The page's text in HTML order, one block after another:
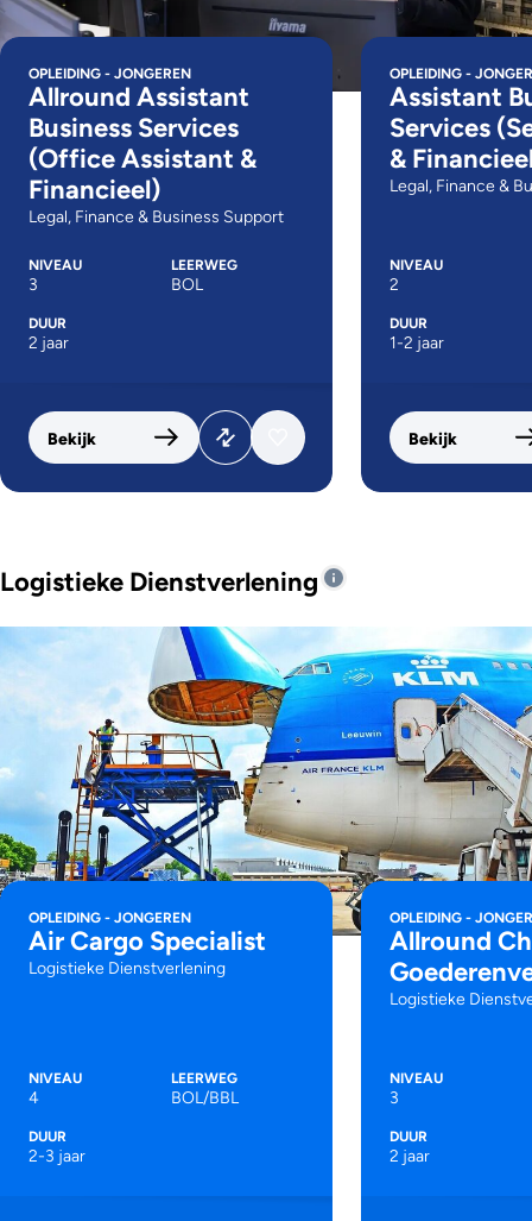
OPLEIDING - JONGEREN
Allround Assistant
Business Services
(Office Assistant &
Financieel)
Legal, Finance & Business Support
NIVEAU
3
LEERWEG
BOL
DUUR
2 jaar
Bekijk
OPLEIDING -
Assistant
Services
&
Legal, Finance &
NIVEAU
2
DUUR
1-2 jaar
Bekijk
Logistieke Dienstverlening
OPLEIDING - JONGEREN
Air Cargo Specialist
Logistieke Dienstverlening
NIVEAU
4
LEERWEG
BOL/BBL
DUUR
2-3 jaar
OPLEIDING -
Allround
Logistieke
NIVEAU
3
DUUR
2 jaar